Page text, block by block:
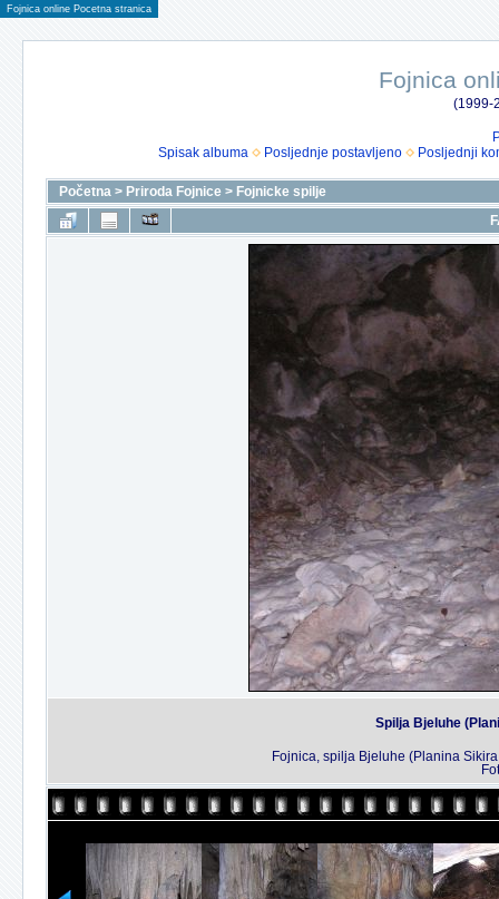
Fojnica online Pocetna stranica
Fojnica
(1999-
Spisak albuma
Posljednje postavljeno Posljednji
Početna > Priroda Fojnice > Fojnicke spilje
Spilja Bjeluhe
Fojnica, spilja Bjeluhe (Planina